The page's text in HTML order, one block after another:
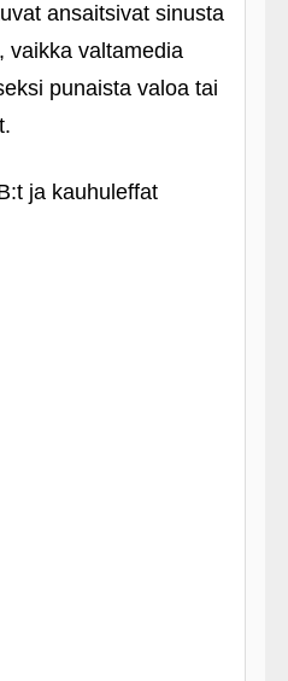
ansaitsivat sinusta
vaikka valtamedia
punaista valoa tai
ja kauhuleffat